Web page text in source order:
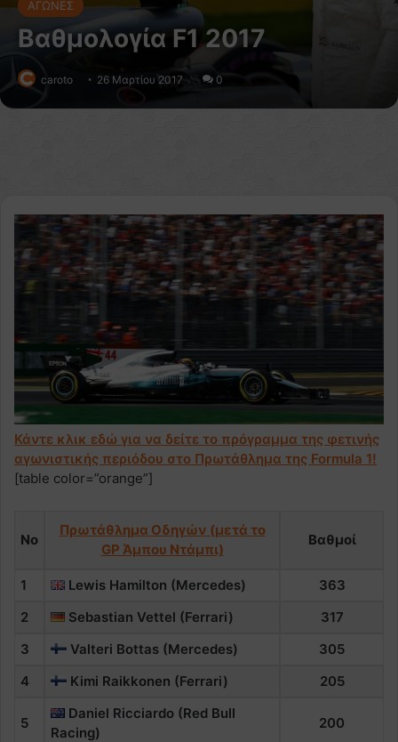
ΑΓΩΝΕΣ
Βαθμολογία F1 2017
caroto 26 Μαρτίου 2017 0
Κάντε κλικ εδώ για να δείτε το πρόγραμμα της φετινής
αγωνιστικής περιόδου στο Πρωτάθλημα της Formula 1!
[table color=”orange”]
Νο
Πρωτάθλημα Οδηγών (μετά το
GP Άμπου Ντάμπι)
Βαθμοί
1 Lewis Hamilton (Mercedes)
363
2
Sebastian Vettel (Ferrari)
317
3
Valteri Bottas (Mercedes)
305
4
Kimi Raikkonen (Ferrari) 205
5
Daniel Ricciardo (Red Bull
Racing)
200